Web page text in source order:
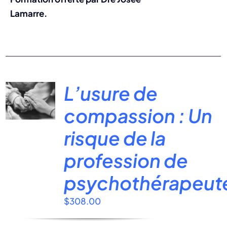
Lamarre.
L’usure de
compassion : Un
risque de la
profession de
$308.00